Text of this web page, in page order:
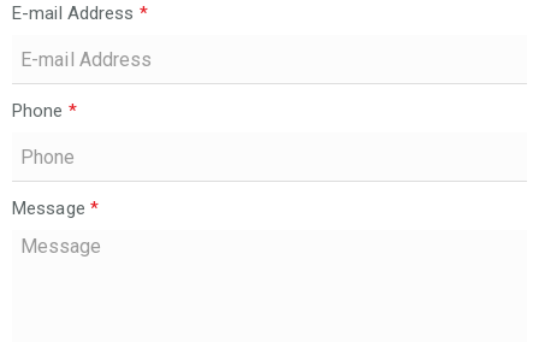
E-mail Address *
Phone *
Message *